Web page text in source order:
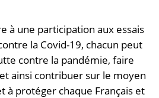
à une participation aux essais
la Covid-19, chacun peut
contre la pandémie, faire
ainsi contribuer sur le moyen
à protéger chaque Français et